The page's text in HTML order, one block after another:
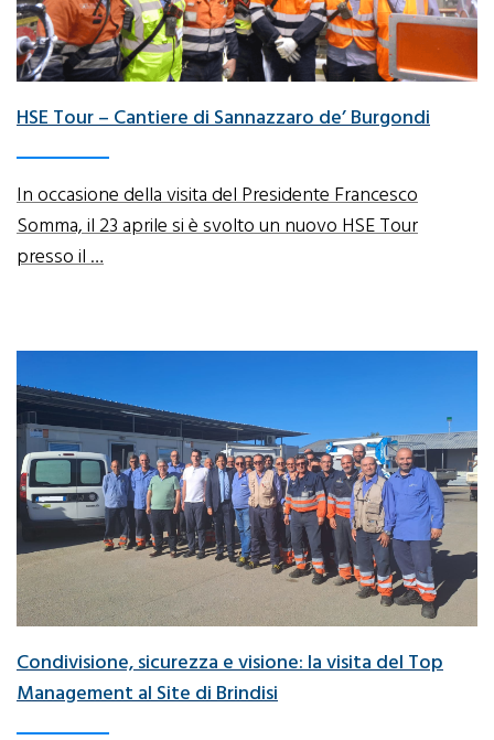
HSE Tour – Cantiere di Sannazzaro de’ Burgondi
In occasione della visita del Presidente Francesco
Somma, il 23 aprile si è svolto un nuovo HSE Tour
presso il …
Condivisione, sicurezza e visione: la visita del Top
Management al Site di Brindisi